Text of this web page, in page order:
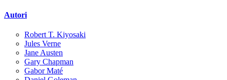
Autori
Robert T. Kiyosaki
Jules Verne
Jane Austen
Gary Chapman
Gabor Maté